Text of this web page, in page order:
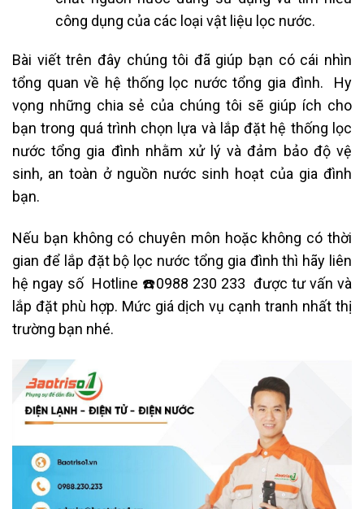
công dụng của các loại vật liệu lọc nước.
Bài viết trên đây chúng tôi đã giúp bạn có cái nhìn
tổng quan về hệ thống lọc nước tổng gia đình. Hy
vọng những chia sẻ của chúng tôi sẽ giúp ích cho
bạn trong quá trình chọn lựa và lắp đặt hệ thống lọc
nước tổng gia đình nhằm xử lý và đảm bảo độ vệ
sinh, an toàn ở nguồn nước sinh hoạt của gia đình
bạn.
Nếu bạn không có chuyên môn hoặc không có thời
gian để lắp đặt bộ lọc nước tổng gia đình thì hãy liên
hệ ngay số Hotline ☎️0988 230 233 được tư vấn và
lắp đặt phù hợp. Mức giá dịch vụ cạnh tranh nhất thị
trường bạn nhé.